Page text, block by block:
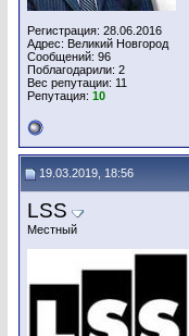
Регистрация: 28.06.2016
Адрес: Великий Новгород
Сообщений: 96
Поблагодарили: 2
Вес репутации: 11
Репутация: 10
19.03.2019, 18:56
LSS
Местный